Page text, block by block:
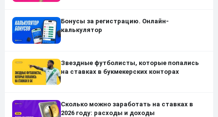
Бонусы за регистрацию. Онлайн-
калькулятор
Звездные футболисты, которые попались
на ставках в букмекерских конторах
Сколько можно заработать на ставках в
2026 году: расходы и доходы